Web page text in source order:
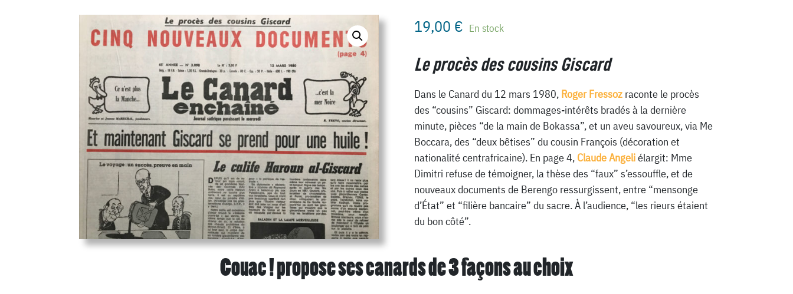
19,00 € En stock
Le procès des cousins Giscard
Dans le Canard du 12 mars 1980, Roger Fressozraconte le procès
des “cousins” Giscard: dommages-intérêts bradés à la dernière
minute, pièces “de la main de Bokassa”, et un aveu savoureux, via Me
Boccara, des “deux bêtises” du cousin François (décoration et
nationalité centrafricaine). En page 4, Claude Angeliélargit: Mme
Dimitri refuse de témoigner, la thèse des “faux” s’essouffle, et de
nouveaux documents de Berengo ressurgissent, entre “mensonge
d’État” et “filière bancaire” du sacre. À l’audience, “les rieurs étaient
du bon côté”.
Couac ! propose ses canards de3 façons au choix